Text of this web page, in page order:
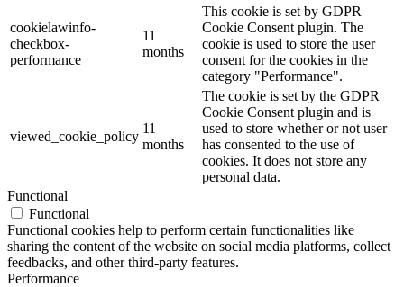
cookielawinfo-
checkbox-
performance
11
months
This cookie is set by GDPR
Cookie Consent plugin. The
cookie is used to store the user
consent for the cookies in the
category "Performance".
viewed_cookie_policy
11
months
The cookie is set by the GDPR
Cookie Consent plugin and is
used to store whether or not user
has consented to the use of
cookies. It does not store any
personal data.
Functional
Functional
Functional cookies help to perform certain functionalities like
sharing the content of the website on social media platforms, collect
feedbacks, and other third-party features.
Performance